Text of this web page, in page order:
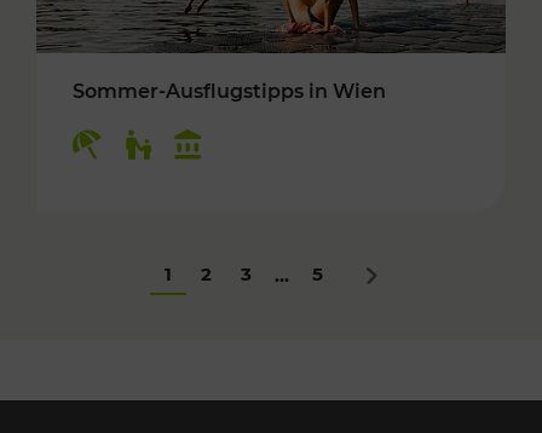
Sommer-Ausflugstipps in Wien
1 2 3 ... 5 Nächstes